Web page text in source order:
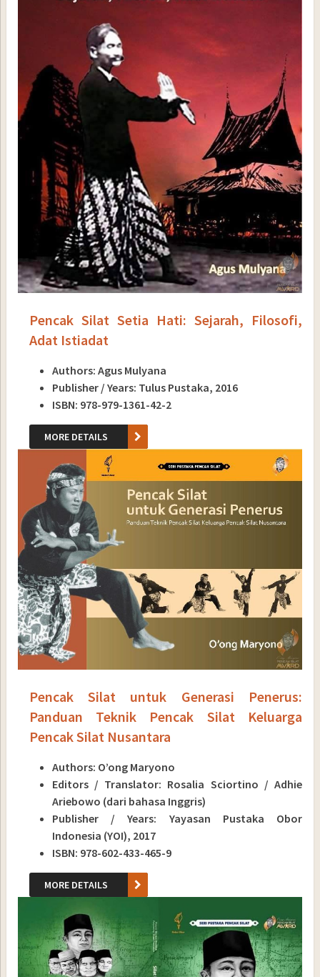
Pencak Silat Setia Hati: Sejarah, Filosofi,
Adat Istiadat
Authors: Agus Mulyana
Publisher / Years: Tulus Pustaka, 2016
ISBN: 978-979-1361-42-2
MORE DETAILS
Pencak Silat untuk Generasi Penerus:
Panduan Teknik Pencak Silat Keluarga
Pencak Silat Nusantara
Authors: O’ong Maryono
Editors / Translator: Rosalia Sciortino / Adhie
Ariebowo (dari bahasa Inggris)
Publisher / Years: Yayasan Pustaka Obor
Indonesia (YOI), 2017
ISBN: 978-602-433-465-9
MORE DETAILS